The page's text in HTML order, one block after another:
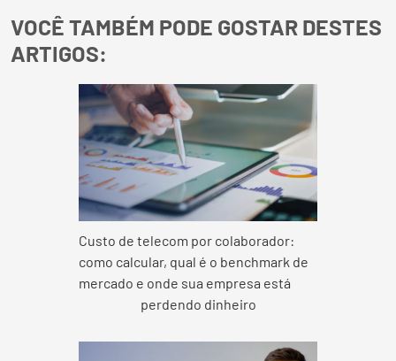
VOCÊ TAMBÉM PODE GOSTAR DESTES
ARTIGOS:
Custo de telecom por colaborador:
como calcular, qual é o benchmark de
mercado e onde sua empresa está
perdendo dinheiro